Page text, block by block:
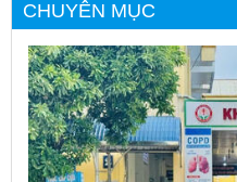
CHUYÊN MỤC